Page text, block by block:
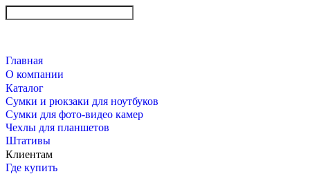
Главная
О компании
Каталог
Сумки и рюкзаки для ноутбуков
Сумки для фото-видео камер
Чехлы для планшетов
Штативы
Клиентам
Где купить